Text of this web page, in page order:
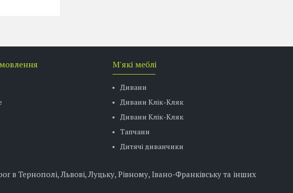
М'які меблі
Дивани
Дивани Клік-Кляк
Дивани Клік-Кляк
Тапчани
Дитячі диванчики
Тернополі, Львові, Луцьку, Рівному, Івано-Франківську та інших